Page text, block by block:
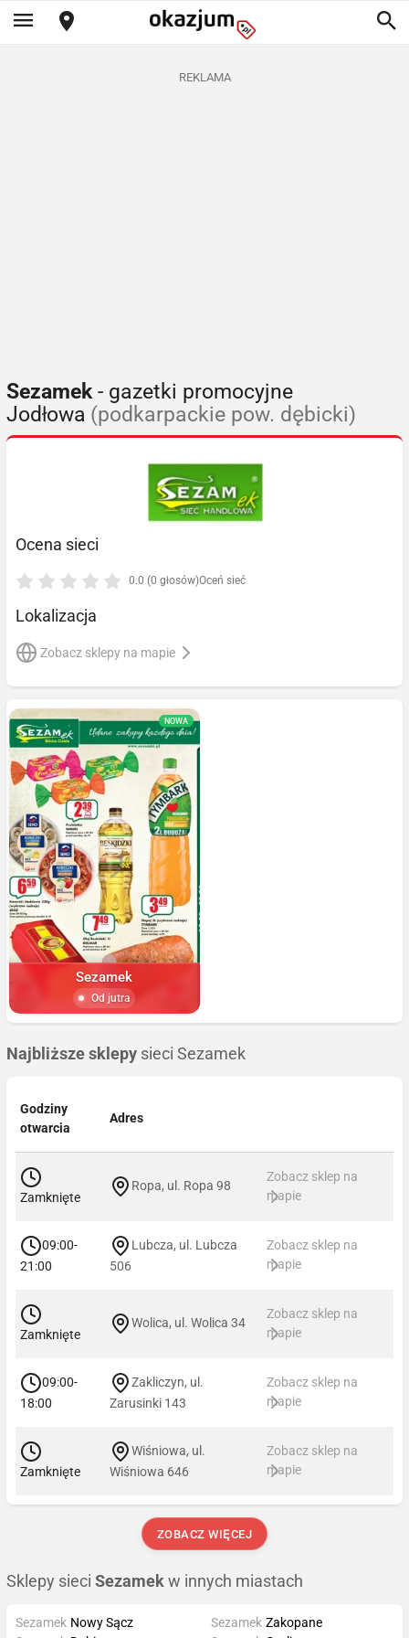
REKLAMA
Sezamek- gazetki promocyjne
Jodłowa (podkarpackie pow. dębicki)
Ocena sieci
0.0 (0 głosów)Oceń sieć
Lokalizacja
Zobacz sklepy na mapie
NOWA
Sezamek
Od jutra
Najbliższe sklepy sieci Sezamek
Godziny
otwarcia
Adres
Zamknięte
Ropa, ul. Ropa 98
Zobacz sklep na
mapie
09:00-
21:00
Lubcza, ul. Lubcza
506
Zobacz sklep na
mapie
Zamknięte
Wolica, ul. Wolica 34
Zobacz sklep na
mapie
09:00-
18:00
Zakliczyn, ul.
Zarusinki 143
Zobacz sklep na
mapie
Zamknięte
Wiśniowa, ul.
Wiśniowa 646
Zobacz sklep na
mapie
ZOBACZ WIĘCEJ
Sklepy sieci Sezamek w innych miastach
Sezamek Nowy Sącz
Sezamek Zakopane